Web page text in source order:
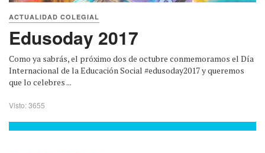
ACTUALIDAD COLEGIAL
Edusoday 2017
Como ya sabrás, el próximo dos de octubre conmemoramos el Día
Internacional de la Educación Social #edusoday2017 y queremos
que lo celebres ...
Visto: 3655